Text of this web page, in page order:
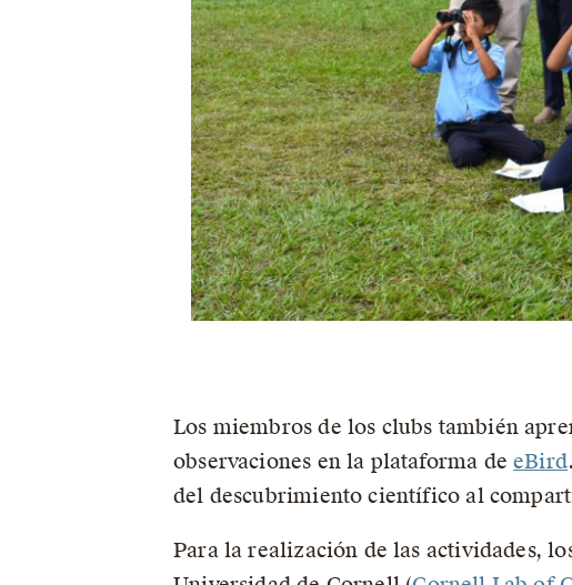
Los miembros de los clubs también
observaciones en la plataforma deeBird
del descubrimiento científico al
Para la realización de las actividades,